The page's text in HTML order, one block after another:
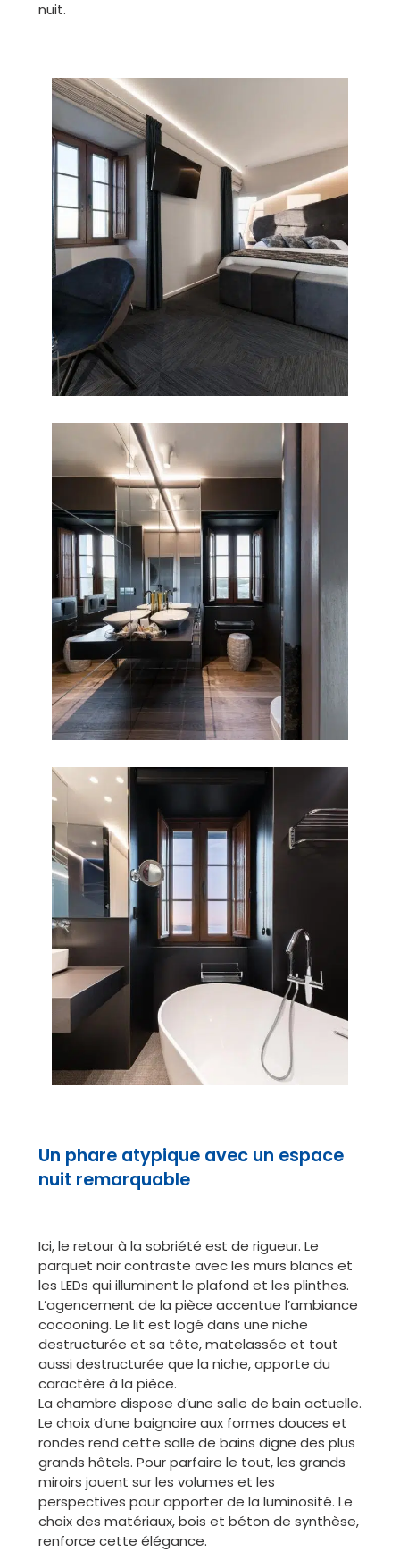
nuit.
Un phare atypique avec un espace
nuit remarquable
Ici, le retour à la sobriété est de rigueur. Le
parquet noir contraste avec les murs blancs et
les LEDs qui illuminent le plafond et les plinthes.
L’agencement de la pièce accentue l’ambiance
cocooning. Le lit est logé dans une niche
destructurée et sa tête, matelassée et tout
aussi destructurée que la niche, apporte du
caractère à la pièce.
La chambre dispose d’une salle de bain actuelle.
Le choix d’une baignoire aux formes douces et
rondes rend cette salle de bains digne des plus
grands hôtels. Pour parfaire le tout, les grands
miroirs jouent sur les volumes et les
perspectives pour apporter de la luminosité. Le
choix des matériaux, bois et béton de synthèse,
renforce cette élégance.